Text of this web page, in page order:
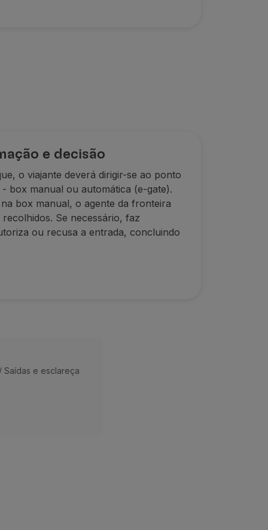
e decisão
o viajante deverá dirigir-se ao ponto
box manual ou automática (e-gate).
box manual, o agente da fronteira
Se necessário, faz
ou recusa a entrada, concluindo
e esclareça